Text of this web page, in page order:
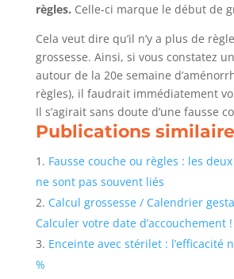
règles. Celle-ci marque le début de
Cela veut dire qu’il n’y a plus de
grossesse. Ainsi, si vous constatez
autour de la 20e semaine
règles), il faudrait immédiatement
Il s’agirait sans doute d’une fausse
Publications
Fausse couche ou règles : les
ne sont pas souvent liés
Calcul grossesse / Calendrier
Calculer votre date d’accouchement !
Enceinte avec stérilet : l’efficacité
%